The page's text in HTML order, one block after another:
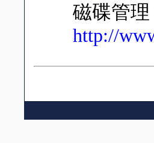
磁碟管
http://